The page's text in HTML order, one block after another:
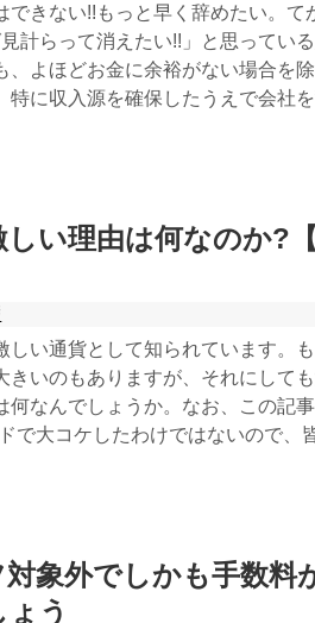
できない!!もっと早く辞めたい。て
計らって消えたい!!」と思ってい
よほどお金に余裕がない場合を除
特に収入源を確保したうえで会社
い理由は何なのか?
しい通貨として知られています。
きいのもありますが、それにして
何なんでしょうか。なお、この記
で大コケしたわけではないので、
象外でしかも手数料
う